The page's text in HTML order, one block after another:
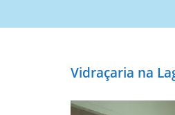
Vidraçaria na